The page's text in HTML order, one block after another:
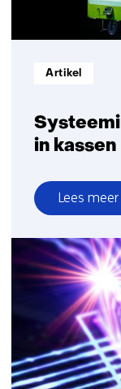
in kassen
Informatietype:
Artikel
Lees meer
over
voor
robots
in
kassen